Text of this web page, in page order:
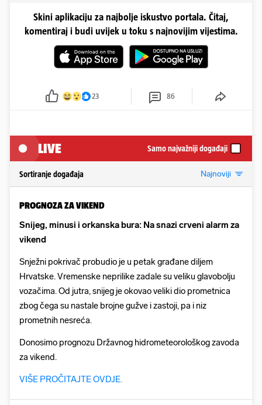
Skini aplikaciju za najbolje iskustvo portala. Čitaj,
komentiraj i budi uvijek u toku s najnovijim vijestima.
23 86
LIVE Samo najvažniji događaji
Sortiranje događaja Najnoviji
PROGNOZA ZA VIKEND
Snijeg, minusi i orkanska bura: Na snazi crveni alarm za
vikend
Snježni pokrivač probudio je u petak građane diljem
Hrvatske. Vremenske neprilike zadale su veliku glavobolju
vozačima. Od jutra, snijeg je okovao veliki dio prometnica
zbog čega su nastale brojne gužve i zastoji, pa i niz
prometnih nesreća.
Donosimo prognozu Državnog hidrometeorološkog zavoda
za vikend.
VIŠE PROČITAJTE OVDJE.